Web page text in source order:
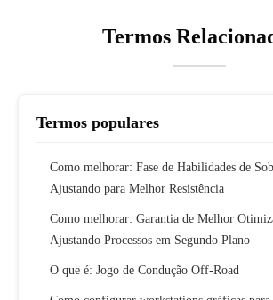
Termos
Termos populares
Como melhorar: Fase de Habilidades de
Ajustando para Melhor Resistência
Como melhorar: Garantia de Melhor
Ajustando Processos em Segundo Plano
O que é: Jogo de Condução Off-Road